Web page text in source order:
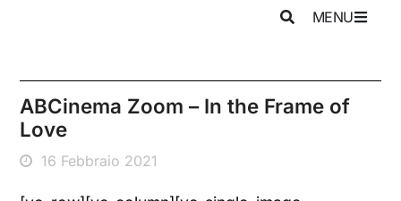
MENU
ABCinema Zoom – In the Frame of
Love
16 Febbraio 2021